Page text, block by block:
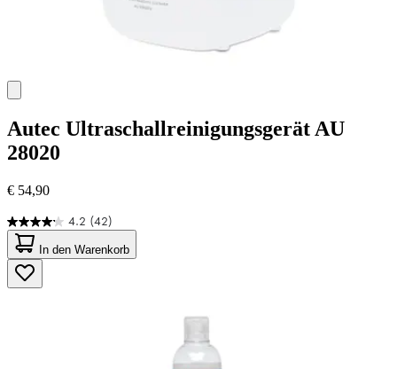
Autec Ultraschallreinigungsgerät AU
28020
€ 54,90
4.2 (42)
4.2
von
5
Sternen.
42
In den Warenkorb